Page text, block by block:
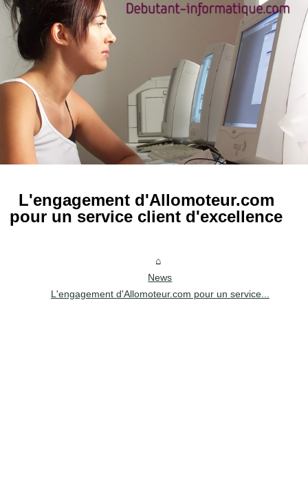
L'engagement d'Allomoteur.com
pour un service client d'excellence
News
L'engagement d'Allomoteur.com pour un service...